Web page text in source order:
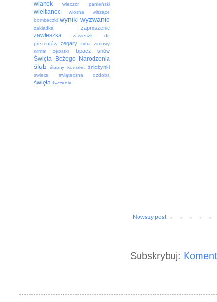
Nowszy post
Subskrybuj:
wianek wieczór panieński
wielkanoc wiosna
wiszące
bombeczki wyniki wyzwanie
zakładka zaproszenie
zawieszka
zawieszki do
prezentów
zegary zima
zimowy
klimat
zębatki łapacz snów
Święta Bożego Narodzenia
ślub ślubny komplet śnieżynki
świeca świąteczna ozdoba
święta życzenia